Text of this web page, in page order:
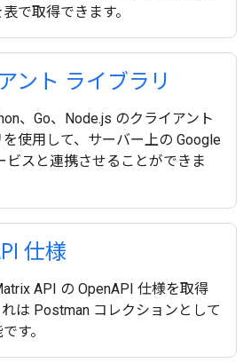
で取得できます。
ント ライブラリ
、Go、Node.js のクライアント
を使用して、サーバー上の Google
ビスと連携させることができま
仕様
API の OpenAPI 仕様を取得
れは Postman コレクションとして
す。